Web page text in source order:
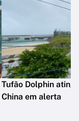
Tufão Dolphin
China em alerta